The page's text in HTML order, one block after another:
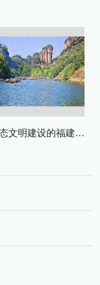
数字生态文明建设的福建路径与启示